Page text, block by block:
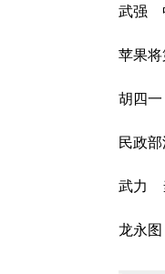
苹果
龙永